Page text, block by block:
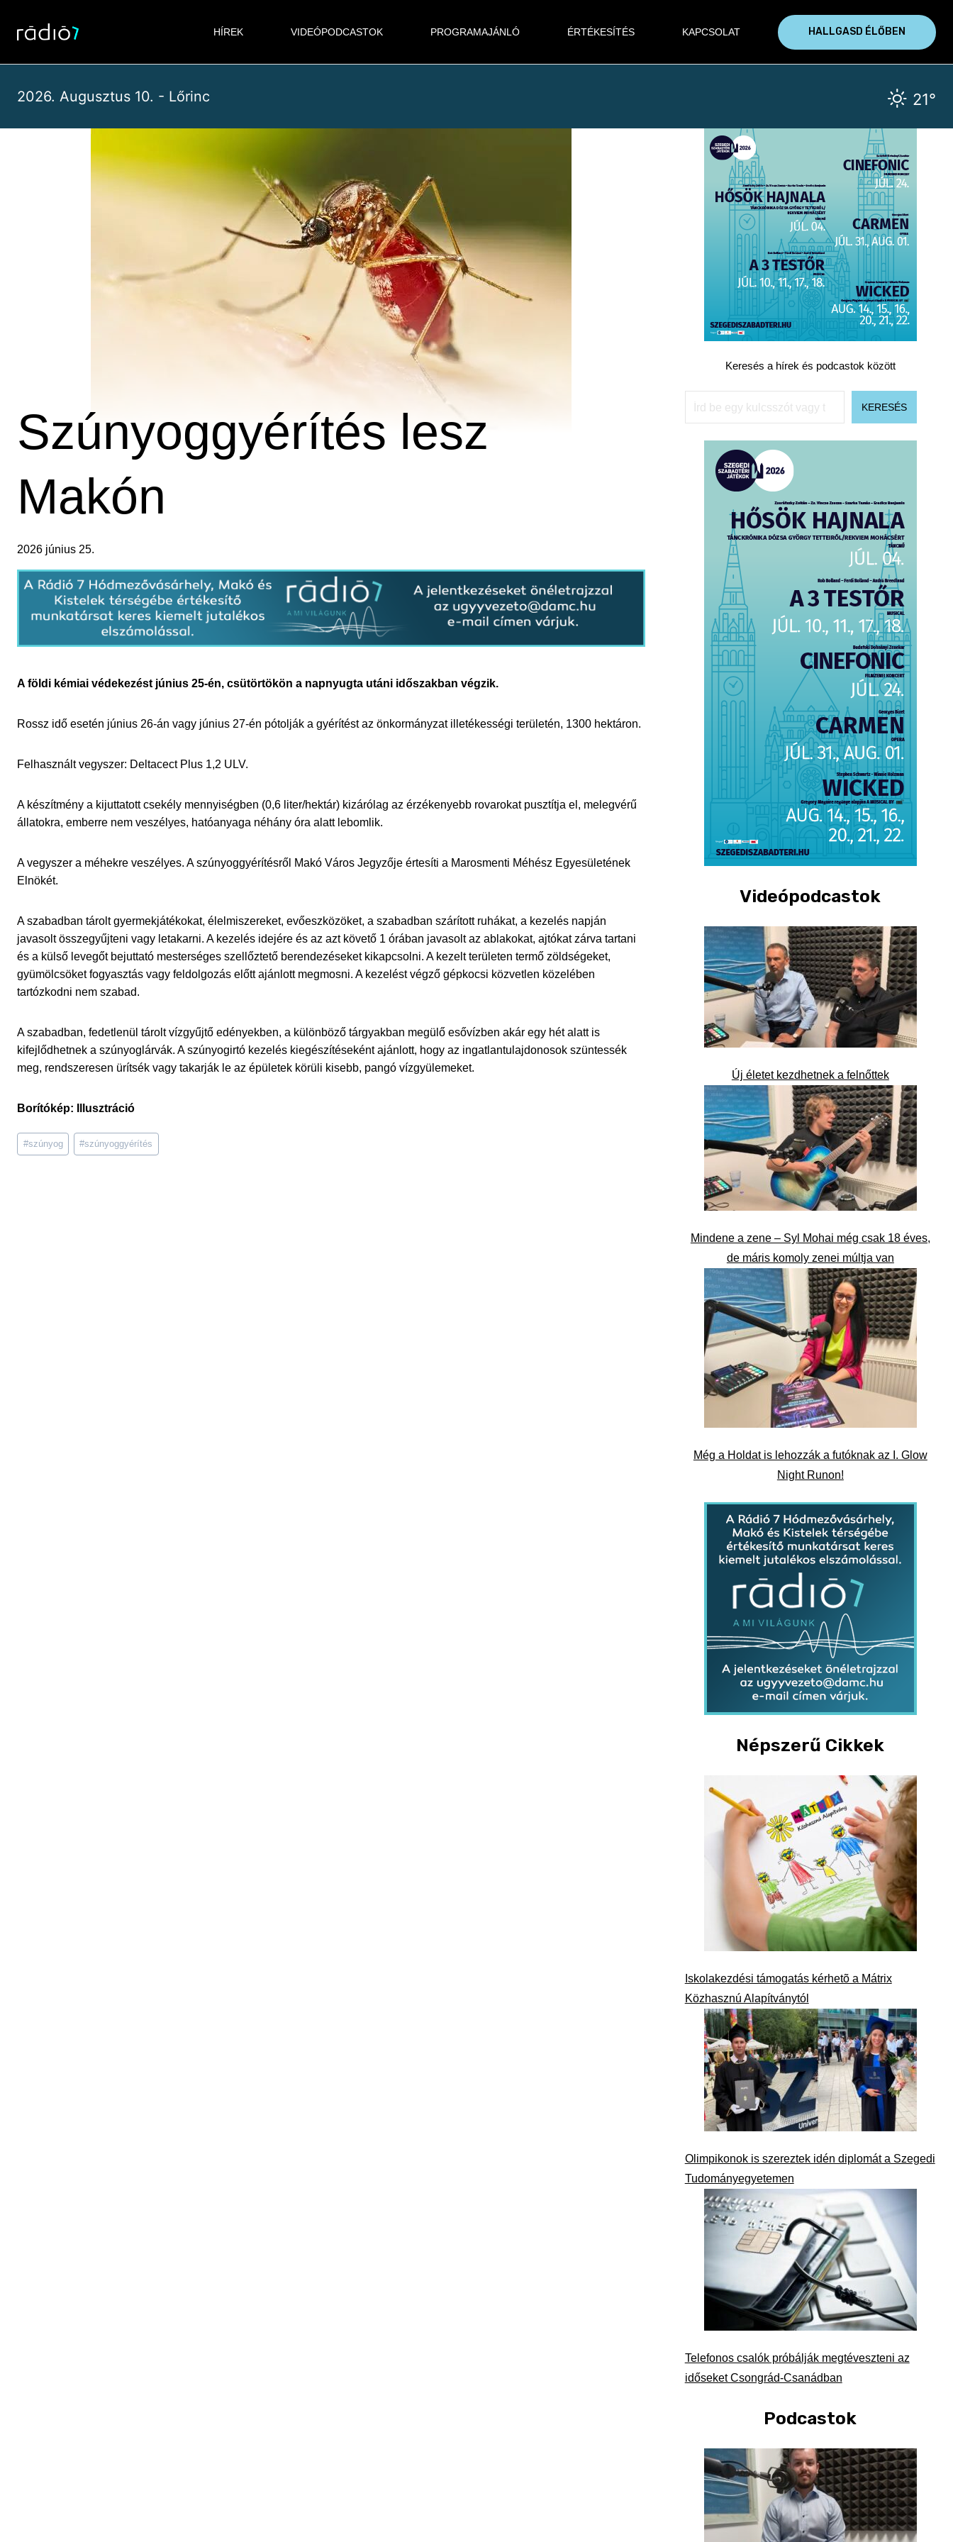
content
HÍREK VIDEÓPODCASTOK PROGRAMAJÁNLÓ ÉRTÉKESÍTÉS KAPCSOLAT HALLGASD ÉLŐBEN
2026. Augusztus 10. - Lőrinc 21°
Szúnyoggyérítés lesz
Makón
2026 június 25.
A földi kémiai védekezést június 25-én, csütörtökön a napnyugta utáni időszakban végzik.
Rossz idő esetén június 26-án vagy június 27-én pótolják a gyérítést az önkormányzat illetékességi területén, 1300 hektáron.
Felhasznált vegyszer: Deltacect Plus 1,2 ULV.
A készítmény a kijuttatott csekély mennyiségben (0,6 liter/hektár) kizárólag az érzékenyebb rovarokat pusztítja el, melegvérű
állatokra, emberre nem veszélyes, hatóanyaga néhány óra alatt lebomlik.
A vegyszer a méhekre veszélyes. A szúnyoggyérítésről Makó Város Jegyzője értesíti a Marosmenti Méhész Egyesületének
Elnökét.
A szabadban tárolt gyermekjátékokat, élelmiszereket, evőeszközöket, a szabadban szárított ruhákat, a kezelés napján
javasolt összegyűjteni vagy letakarni. A kezelés idejére és az azt követő 1 órában javasolt az ablakokat, ajtókat zárva tartani
és a külső levegőt bejuttató mesterséges szellőztető berendezéseket kikapcsolni. A kezelt területen termő zöldségeket,
gyümölcsöket fogyasztás vagy feldolgozás előtt ajánlott megmosni. A kezelést végző gépkocsi közvetlen közelében
tartózkodni nem szabad.
A szabadban, fedetlenül tárolt vízgyűjtő edényekben, a különböző tárgyakban megülő esővízben akár egy hét alatt is
kifejlődhetnek a szúnyoglárvák. A szúnyogirtó kezelés kiegészítéseként ajánlott, hogy az ingatlantulajdonosok szüntessék
meg, rendszeresen ürítsék vagy takarják le az épületek körüli kisebb, pangó vízgyülemeket.
Borítókép: Illusztráció
Post
Tags:
#szúnyog #szúnyoggyérítés
Keresés a hírek és podcastok között
Keresés
KERESÉS
Videópodcastok
Új életet kezdhetnek a felnőttek
Mindene a zene – Syl Mohai még csak 18 éves,
de máris komoly zenei múltja van
Még a Holdat is lehozzák a futóknak az I. Glow
Night Runon!
Népszerű Cikkek
Iskolakezdési támogatás kérhetõ a Mátrix
Közhasznú Alapítványtól
Olimpikonok is szereztek idén diplomát a Szegedi
Tudományegyetemen
Telefonos csalók próbálják megtéveszteni az
időseket Csongrád-Csanádban
Podcastok